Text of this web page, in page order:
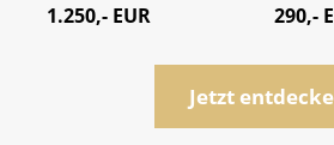
1.250,- EUR 290,-
Jetzt